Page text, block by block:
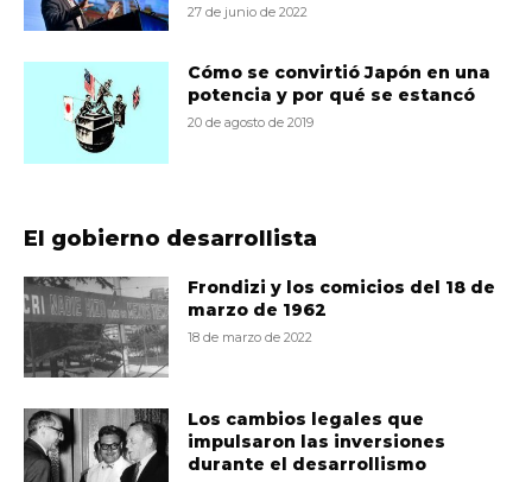
27 de junio de 2022
Cómo se convirtió Japón en una
potencia y por qué se estancó
20 de agosto de 2019
El gobierno desarrollista
Frondizi y los comicios del 18 de
marzo de 1962
18 de marzo de 2022
Los cambios legales que
impulsaron las inversiones
durante el desarrollismo